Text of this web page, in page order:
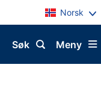
Norsk
Meny
Søk